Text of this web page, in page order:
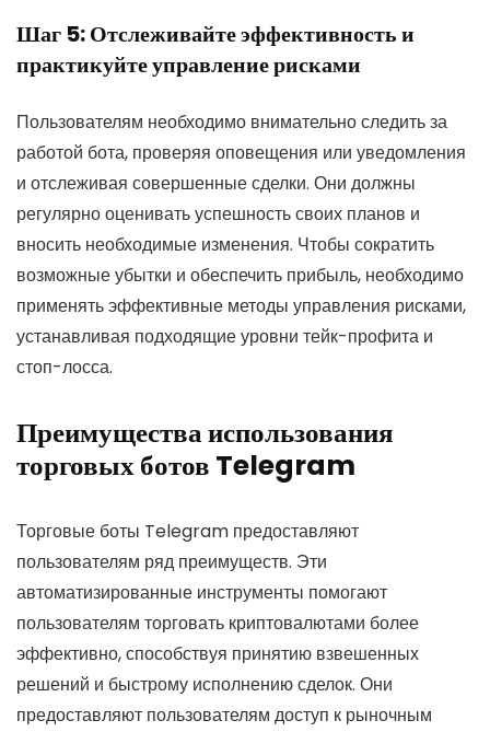
Шаг 5: Отслеживайте эффективность и
практикуйте управление рисками
Пользователям необходимо внимательно следить за
работой бота, проверяя оповещения или уведомления
и отслеживая совершенные сделки. Они должны
регулярно оценивать успешность своих планов и
вносить необходимые изменения. Чтобы сократить
возможные убытки и обеспечить прибыль, необходимо
применять эффективные методы управления рисками,
устанавливая подходящие уровни тейк-профита и
стоп-лосса.
Преимущества использования
торговых ботов Telegram
Торговые боты Telegram предоставляют
пользователям ряд преимуществ. Эти
автоматизированные инструменты помогают
пользователям торговать криптовалютами более
эффективно, способствуя принятию взвешенных
решений и быстрому исполнению сделок. Они
предоставляют пользователям доступ к рыночным